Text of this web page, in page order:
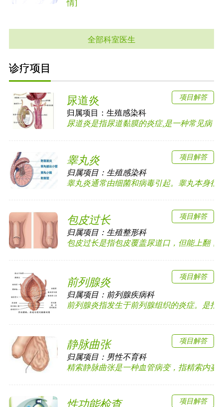
情]
全部科室医生
诊疗项目
尿道炎
归属项目：生殖感染科
尿道炎是指尿道黏膜的炎症,是一种常见病
项目解答
睾丸炎
归属项目： 生殖感染科
睾丸炎通常由细菌和病毒引起。睾丸本身很
项目解答
包皮过长
归属项目： 生殖整形科
包皮过长是指包皮覆盖尿道口，但能上翻，
项目解答
前列腺炎
归属项目： 前列腺疾病科
前列腺炎指发生于前列腺组织的炎症。是指
项目解答
静脉曲张
归属项目： 男性不育科
精索静脉曲张是一种血管病变，指精索内蔓
项目解答
性功能检查 项目解答